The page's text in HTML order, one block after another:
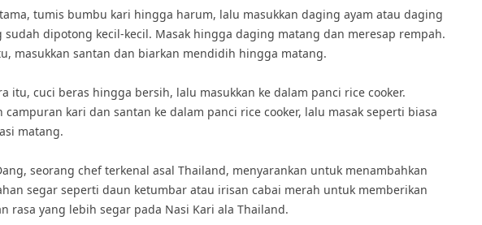
tumis bumbu kari hingga harum, lalu masukkan daging ayam atau daging
sudah dipotong kecil-kecil. Masak hingga daging matang dan meresap rempah.
masukkan santan dan biarkan mendidih hingga matang.
itu, cuci beras hingga bersih, lalu masukkan ke dalam panci rice cooker.
campuran kari dan santan ke dalam panci rice cooker, lalu masak seperti biasa
matang.
seorang chef terkenal asal Thailand, menyarankan untuk menambahkan
segar seperti daun ketumbar atau irisan cabai merah untuk memberikan
rasa yang lebih segar pada Nasi Kari ala Thailand.